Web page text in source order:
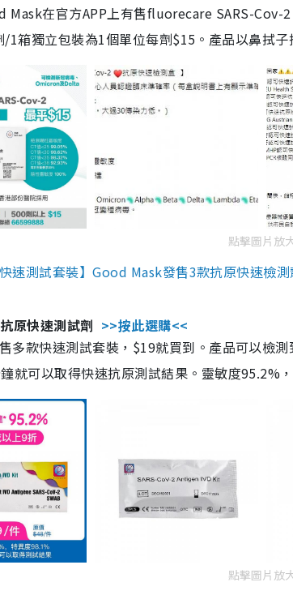
Mask在官方APP上有售fluorecare SARS-
1箱獨立包裝為1個單位每劑$15。產品以鼻拭子
點擊圖片放
速測試套裝】Good Mask發售3款抗原快速檢
原快速測試劑 >>按此選購<<
多款快速測試套裝，$19就買到。產品可以檢
就可以取得快速抗原測試結果。靈敏度95.2%
點擊圖片放